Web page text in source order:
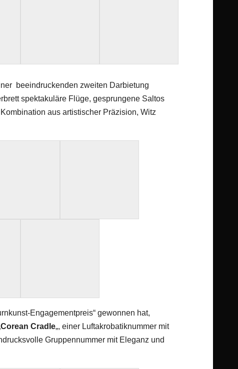
beeindruckenden zweiten Darbietung
spektakuläre Flüge, gesprungene Saltos
aus artistischer Präzision, Witz
Engagementpreis“ gewonnen hat,
Corean Cradle„, einer Luftakrobatiknummer mit
Gruppennummer mit Eleganz und